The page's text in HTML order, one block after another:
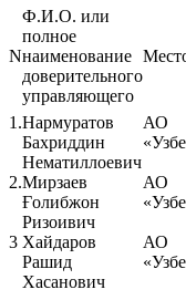
N
Ф.И.О. или
полное
наименование
доверительного
управляющего
1.Нармуратов
Бахриддин
Нематиллоевич
АО
2.Мирзаев
Ғолибжон
Ризоивич
АО
3 Хайдаров
Рашид
Хасанович
АО